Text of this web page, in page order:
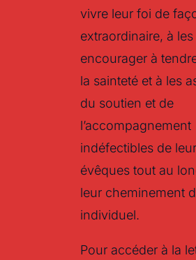
vivre leur foi de
extraordinaire, à les
encourager à
la sainteté et à les
du soutien et de
l’accompagnement
indéfectibles de
évêques tout au
leur cheminement
individuel.
Pour accéder à la